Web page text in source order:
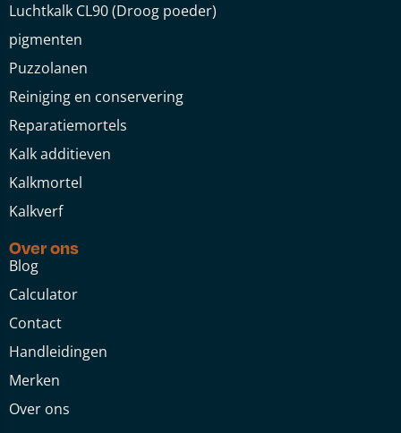
Luchtkalk CL90 (Droog poeder)
pigmenten
Puzzolanen
Reiniging en conservering
Reparatiemortels
Kalk additieven
Kalkmortel
Kalkverf
Over ons
Blog
Calculator
Contact
Handleidingen
Merken
Over ons